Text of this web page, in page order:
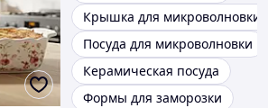
Крышка для микроволновки
Посуда для микроволновки
Керамическая посуда
Формы для заморозки